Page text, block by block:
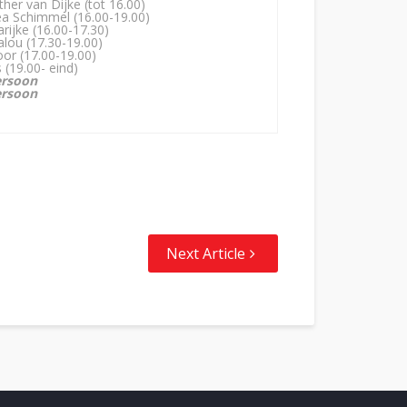
van Dijke (tot 16.00)
Schimmel (16.00-19.00)
(16.00-17.30)
(17.30-19.00)
(17.00-19.00)
(19.00- eind)
Next Article